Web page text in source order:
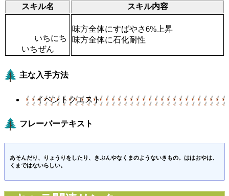
スキル名 スキル内容
いちにち
いちぜん
味方全体にすばやさ6%上昇
味方全体に石化耐性
主な入手方法
イベントクエスト
フレーバーテキスト
あそんだり、りょうりをしたり、きぶんやなくまのようないきもの。ははおやは、
くまではないらしい。